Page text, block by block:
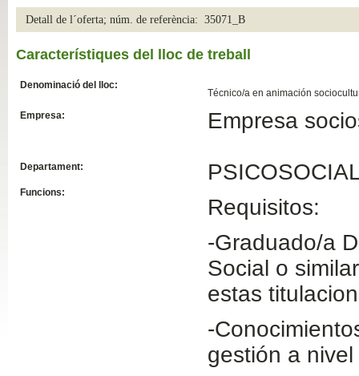
Detall de l´oferta; núm. de referència: 35071_B
Característiques del lloc de treball
Denominació del lloc:
Técnico/a en animación
Empresa:
Empresa
Departament:
Funcions:
Requisitos:
-Graduado/a
Social o
estas
-
gestión a